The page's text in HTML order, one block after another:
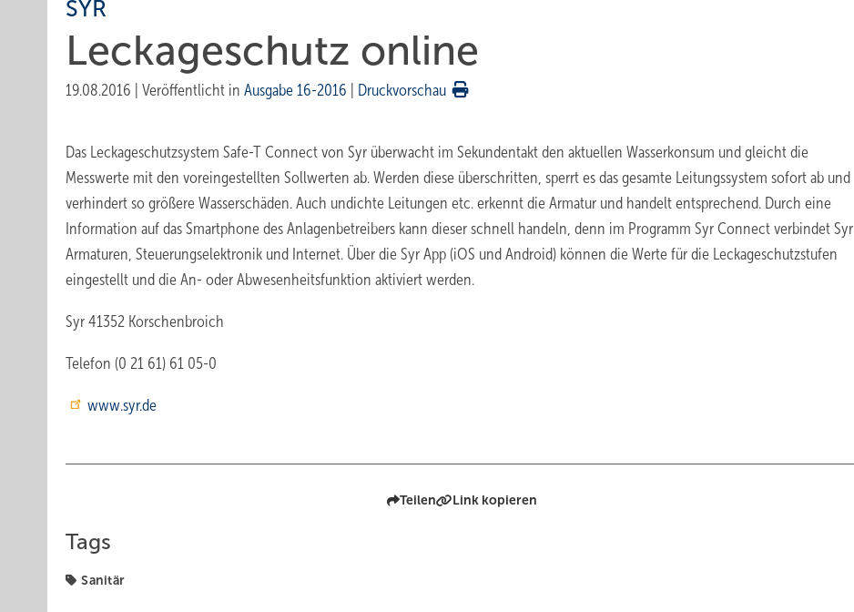
SYR
Leckageschutz online
19.08.2016 Veröffentlicht in Ausgabe 16-2016 Druckvorschau
Das Leckageschutzsystem Safe-T Connect von Syr überwacht im Sekundentakt den aktuellen Wasserkonsum und gleicht die
Messwerte mit den voreingestellten Sollwerten ab. Werden diese überschritten, sperrt es das gesamte Leitungssystem sofort ab und
verhindert so größere Wasserschäden. Auch undichte Leitungen etc. erkennt die Armatur und handelt entsprechend. Durch eine
Information auf das Smartphone des Anlagenbetreibers kann dieser schnell handeln, denn im Programm Syr Connect verbindet Syr
Armaturen, Steuerungselektronik und Internet. Über die Syr App (iOS und Android) können die Werte für die Leckageschutzstufen
eingestellt und die An- oder Abwesenheitsfunktion aktiviert werden.
Syr 41352 Korschenbroich
Telefon (0 21 61) 61 05-0
www.syr.de
Teilen Link kopieren
Tags
Sanitär